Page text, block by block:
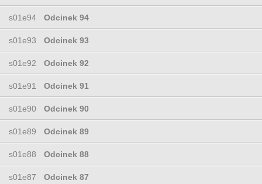
s01e94 Odcinek 94
s01e93 Odcinek 93
s01e92 Odcinek 92
s01e91 Odcinek 91
s01e90 Odcinek 90
s01e89 Odcinek 89
s01e88 Odcinek 88
s01e87 Odcinek 87